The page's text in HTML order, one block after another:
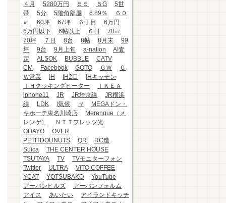
４月
5280万円 ５５ ５G
5世
帯
5分 5階角部屋 6.89％
６０
㎡
60坪 67坪 ６丁目
6万円
6万円以下
6帖以上 ６日
70㎡
70坪
７日 8台 8帖 8月末
99
坪
9台 9月上旬 a-nation
AI査
定
ALSOK BUBBLE
CATV
CM
Facebook GOTO ＧＷ
Ｇ
Ｗ営業
IH IH2口
IHキッチン
ＩＨクッキングヒーター
ＩＫＥＡ
iphone11
JR JR埼京線
JR横浜
線
LDK l気候 ㎡
MEGAドン・
キホーテ東名川崎店
Merengue（メ
レンゲ）
ＮＴＴフレッツ光
OHAYO
OVER
PETITDOUNUTS
QR
RC造
Suica
THE CENTER HOUSE
TSUTAYA
TV
TVモニターフォン
Twitter
ULTRA
ViTO COFFEE
YCAT
YOTSUBAKO
YouTube
アーバンヒルズ
アーバンフォルム
アイス
あいたい
アイランドキッチ